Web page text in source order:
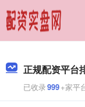
正规配资平台
已收录999+家平